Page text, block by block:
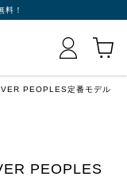
料！
PEOPLES定番モデル
PEOPLES